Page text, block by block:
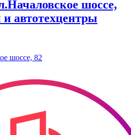
шоссе,
автотехцентры
шоссе, 82